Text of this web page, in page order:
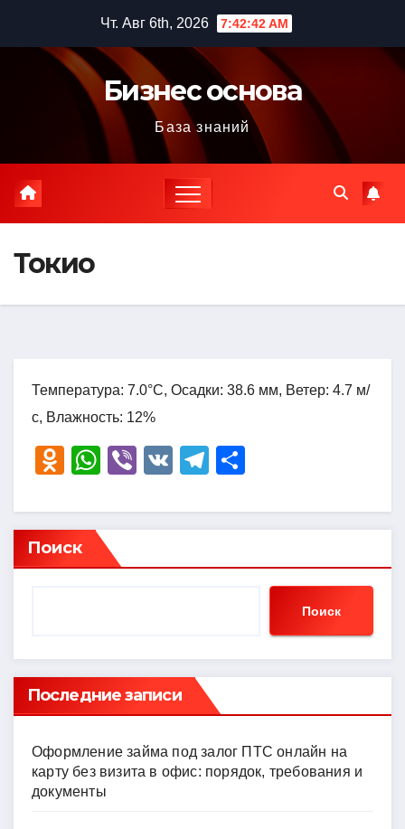
содержимому
Чт. Авг 6th, 2026 7:42:43 AM
Бизнес основа
База знаний
Токио
Температура: 7.0°C, Осадки: 38.6 мм, Ветер: 4.7 м/
с, Влажность: 12%
O
n
o
kl
ni
ki
W
at
s
A
Vi
er
V
T
e
a
р
в
ть
Поиск
Поиск
Последние записи
Оформление займа под залог ПТС онлайн на
карту без визита в офис: порядок, требования и
документы